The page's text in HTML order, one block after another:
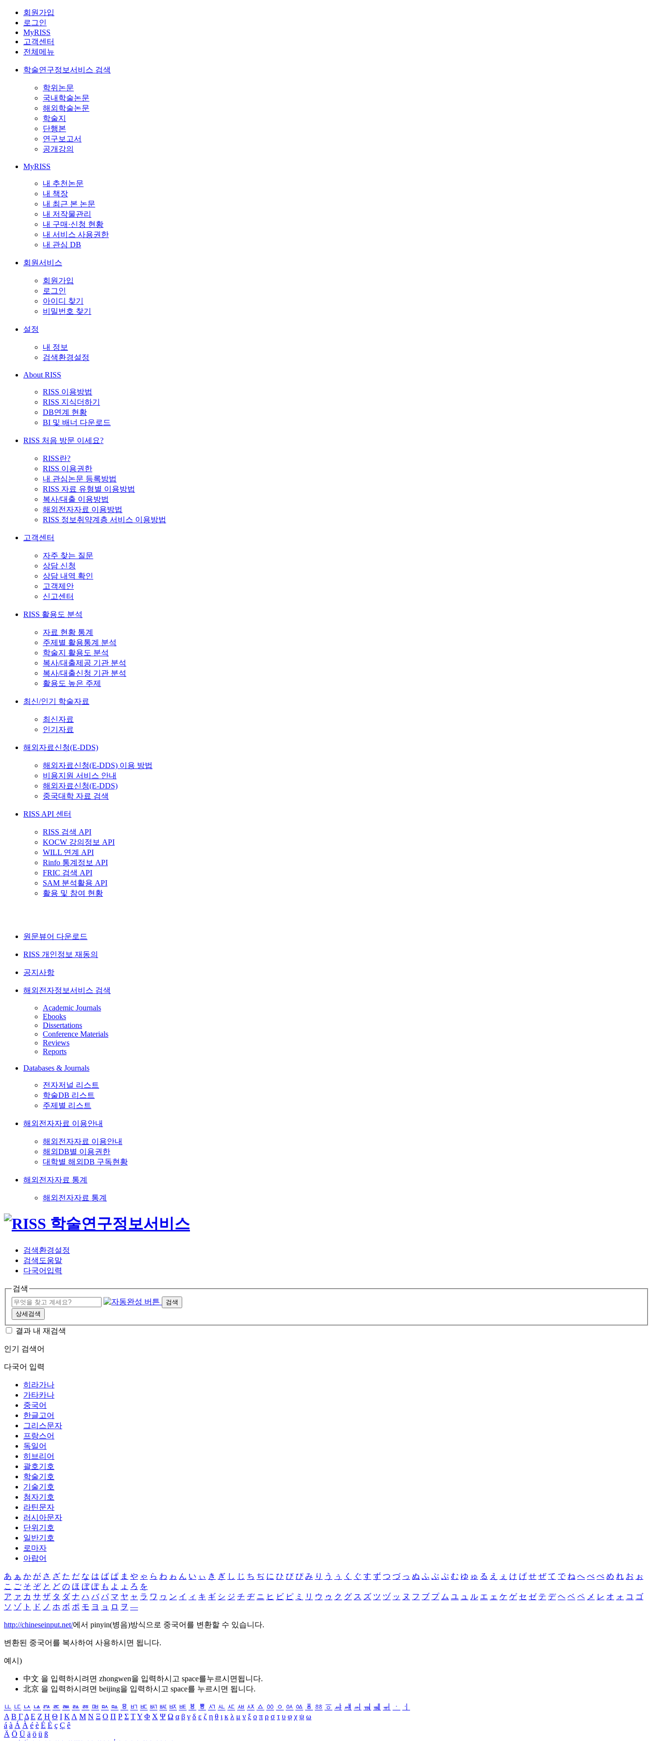
회원가입
로그인
MyRISS
고객센터
전체메뉴
학술연구정보서비스 검색
학위논문
국내학술논문
해외학술논문
학술지
단행본
연구보고서
공개강의
MyRISS
내 추천논문
내 책장
내 최근 본 논문
내 저작물관리
내 구매·신청 현황
내 서비스 사용권한
내 관심 DB
회원서비스
회원가입
로그인
아이디 찾기
비밀번호 찾기
설정
내 정보
검색환경설정
About RISS
RISS 이용방법
RISS 지식더하기
DB연계 현황
BI 및 배너 다운로드
RISS 처음 방문 이세요?
RISS란?
RISS 이용권한
내 관심논문 등록방법
RISS 자료 유형별 이용방법
복사/대출 이용방법
해외전자자료 이용방법
RISS 정보취약계층 서비스 이용방법
고객센터
자주 찾는 질문
상담 신청
상담 내역 확인
고객제안
신고센터
RISS 활용도 분석
자료 현황 통계
주제별 활용통계 분석
학술지 활용도 분석
복사/대출제공 기관 분석
복사/대출신청 기관 분석
활용도 높은 주제
최신/인기 학술자료
최신자료
인기자료
해외자료신청(E-DDS)
해외자료신청(E-DDS) 이용 방법
비용지원 서비스 안내
해외자료신청(E-DDS)
중국대학 자료 검색
RISS API 센터
RISS 검색 API
KOCW 강의정보 API
WILL 연계 API
Rinfo 통계정보 API
FRIC 검색 API
SAM 분석활용 API
활용 및 참여 현황
원문뷰어 다운로드
RISS 개인정보 재동의
공지사항
해외전자정보서비스 검색
Academic Journals
Ebooks
Dissertations
Conference Materials
Reviews
Reports
Databases & Journals
전자저널 리스트
학술DB 리스트
주제별 리스트
해외전자자료 이용안내
해외전자자료 이용안내
해외DB별 이용권한
대학별 해외DB 구독현황
해외전자자료 통계
해외전자자료 통계
검색환경설정
검색도움말
다국어입력
검색
검색
상세검색
결과 내 재검색
인기 검색어
다국어 입력
히라가나
가타카나
중국어
한글고어
그리스문자
프랑스어
독일어
히브리어
괄호기호
학술기호
기술기호
첨자기호
라틴문자
러시아문자
단위기호
일반기호
로마자
아랍어
あ ぁ か が さ ざ た だ な は ば ぱ ま や ゃ ら わ ゎ ん い ぃ き ぎ し じ ち ぢ に ひ び ぴ み り う ぅ く ぐ す ず つ づ っ ぬ ふ ぶ ぷ む ゆ ゅ る え ぇ け げ せ ぜ て で ね へ べ ぺ め れ お ぉ
こ ご そ ぞ と ど の ほ ぼ ぽ も よ ょ ろ を
ア ァ カ サ ザ タ ダ ナ ハ バ パ マ ヤ ャ ラ ワ ヮ ン イ ィ キ ギ シ ジ チ ヂ ニ ヒ ビ ピ ミ リ ウ ゥ ク グ ス ズ ツ ヅ ッ ヌ フ ブ プ ム ユ ュ ル エ ェ ケ ゲ セ ゼ テ デ ヘ ベ ペ メ レ オ ォ コ ゴ
ソ ゾ ト ド ノ ホ ボ ポ モ ヨ ョ ロ ヲ ―
http://chineseinput.net/에서 pinyin(병음)방식으로 중국어를 변환할 수 있습니다.
변환된 중국어를 복사하여 사용하시면 됩니다.
예시)
中文 을 입력하시려면 zhongwen을 입력하시고 space를누르시면됩니다.
北京 을 입력하시려면 beijing을 입력하시고 space를 누르시면 됩니다.
ㅥ ㅦ ㅧ ㅨ ㅩ ㅪ ㅫ ㅬ ㅭ ㅮ ㅯ ㅰ ㅱ ㅲ ㅳ ㅴ ㅵ ㅶ ㅷ ㅸ ㅹ ㅺ ㅻ ㅼ ㅽ ㅾ ㅿ ㆀ ㆁ ㆂ ㆃ ㆄ ㆅ ㆆ ㆇ ㆈ ㆉ ㆊ ㆋ ㆌ ㆍ
ㆎ
Α Β ΓΔ Ε Ζ Η Θ Ι ΚΛ Μ Ν Ξ Ο Π Ρ Σ ΤΥ Φ Χ Ψ Ω α β γ δ ε ζ η θ ι κ λ μ ν ξ ο π ρ σ τ υ φ χ ψ ω
á à Á À é è É È ç Ç ê
Ä Ö Ü ä ö ü ß